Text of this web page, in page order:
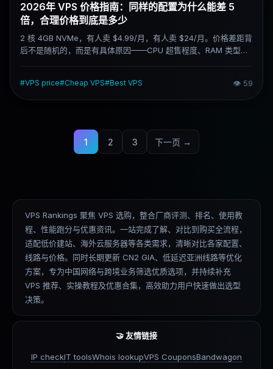
2026年 VPS 价格指南：同样的配置为什么能差 5
倍，合理价格到底是多少
2 核 4GB NVMe，有人卖 $4.99/月，有人卖 $24/月。价格差距背
后不是随机的，而是有具体原因——CPU 超售程度、RAM 类型、
是真实值得还是便宜有坑。
#VPS price#Cheap VPS#Best VPS 👁 59
1 2 3 下一页 →
VPS Rankings 聚焦 VPS 选购，整合厂商评测、排名、使用教
程、性能跑分与优惠资讯。一站完成了解、对比到购买全流程，
适配低价建站、海外云服务器等各类需求，清晰对比各家配置、
线路与价格。同时长期更新 CN2 GIA、低延迟亚洲线路等优化
方案，专为中国网络与跨境业务筛选优质选项，并持续补充
VPS 推荐、实操教程及优惠合集，高效助力用户快速做出选型
决策。
🤝 友情链接
IP checkIT toolsWhois lookupVPS CouponsBandwagon